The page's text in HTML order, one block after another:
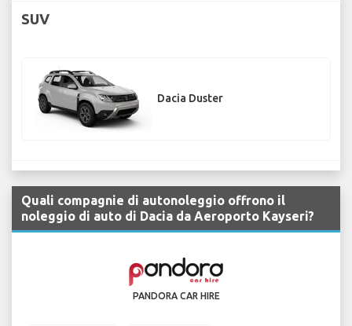
SUV
Dacia Duster
Quali compagnie di autonoleggio offrono il
noleggio di auto di Dacia da Aeroporto Kayseri?
PANDORA CAR HIRE